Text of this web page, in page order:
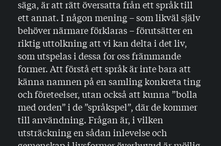
säga, är att rätt översatta från ett språk till
ett annat. I någon mening – som likväl själv
behöver närmare förklaras – förutsätter en
riktig uttolkning att vi kan delta i det liv,
som utspelas i dessa for oss främmande
former. Att förstå ett språk är inte bara att
känna namnen på en samling konkreta ting
och företeelser, utan också att kunna ”bolla
med orden” i de ”språkspel”, där de kommer
till användning. Frågan är, i vilken
utsträckning en sådan inlevelse och